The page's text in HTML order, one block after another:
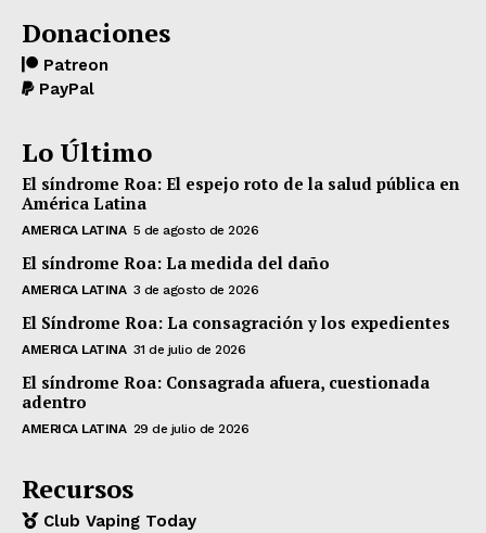
Donaciones
Patreon
PayPal
Lo Último
El síndrome Roa: El espejo roto de la salud pública en
América Latina
AMERICA LATINA 5 de agosto de 2026
El síndrome Roa: La medida del daño
AMERICA LATINA 3 de agosto de 2026
El Síndrome Roa: La consagración y los expedientes
AMERICA LATINA 31 de julio de 2026
El síndrome Roa: Consagrada afuera, cuestionada
adentro
AMERICA LATINA 29 de julio de 2026
Recursos
Club Vaping Today